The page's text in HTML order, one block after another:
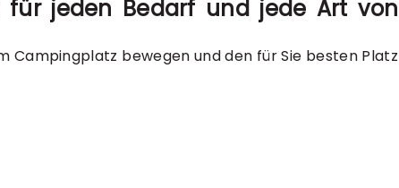
für jeden Bedarf und jede Art von
Campingplatz bewegen und den für Sie besten Platz